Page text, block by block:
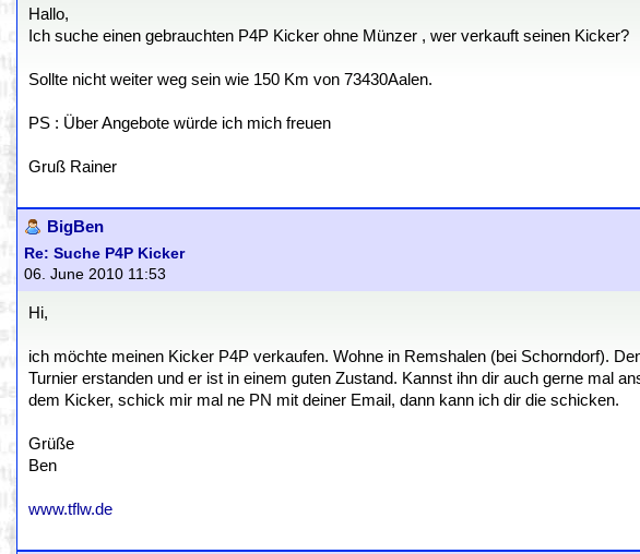
Hallo,
Ich suche einen gebrauchten P4P Kicker ohne Münzer , wer verkauft seinen Kicker?
Sollte nicht weiter weg sein wie 150 Km von 73430Aalen.
PS : Über Angebote würde ich mich freuen
Gruß Rainer
BigBen
Re: Suche P4P Kicker
06. June 2010 11:53
Hi,
ich möchte meinen Kicker P4P verkaufen. Wohne in Remshalen (bei Schorndorf).
Turnier erstanden und er ist in einem guten Zustand. Kannst ihn dir auch gerne mal
dem Kicker, schick mir mal ne PN mit deiner Email, dann kann ich dir die schicken.
Grüße
Ben
www.tflw.de